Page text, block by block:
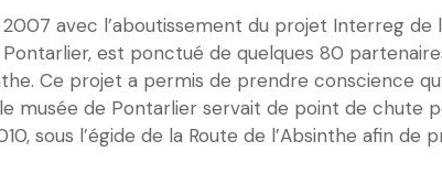
avec l’aboutissement du projet Interreg de
Pontarlier, est ponctué de quelques 80
Ce projet a permis de prendre conscience
le musée de Pontarlier servait de point de chute
sous l’égide de la Route de l’Absinthe afin